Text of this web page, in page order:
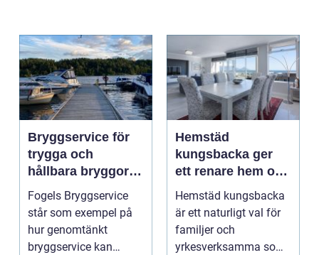
Bryggservice för
trygga och
hållbara bryggor
året runt
Fogels Bryggservice
står som exempel på
hur genomtänkt
bryggservice kan
Hemstäd
kungsbacka ger
ett renare hem och
en lugnare vardag
Hemstäd kungsbacka
är ett naturligt val för
familjer och
yrkesverksamma som